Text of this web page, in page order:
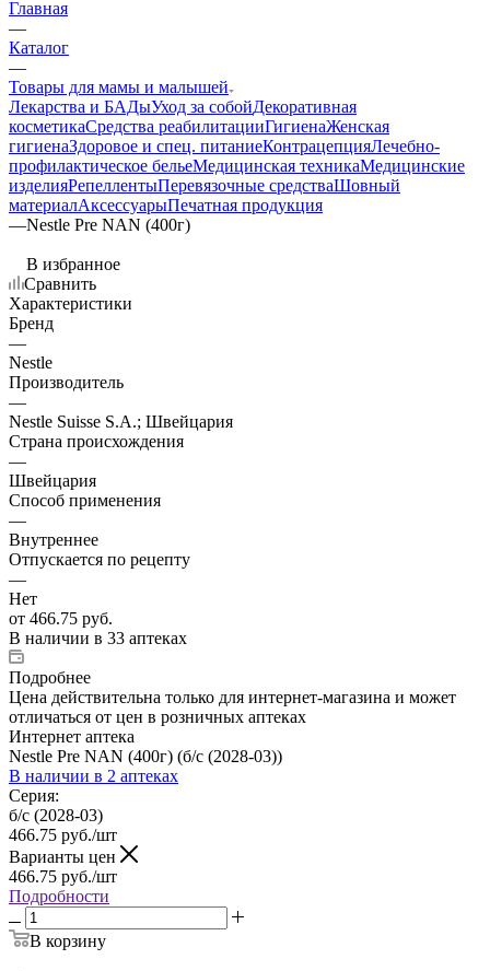
Главная
—
Каталог
—
Товары для мамы и малышей
Лекарства и БАДыУход за собойДекоративная
косметикаСредства реабилитацииГигиенаЖенская
гигиенаЗдоровое и спец. питаниеКонтрацепцияЛечебно-
профилактическое бельеМедицинская техникаМедицинские
изделияРепеллентыПеревязочные средстваШовный
материалАксессуарыПечатная продукция
—Nestle Pre NAN (400г)
В избранное
Сравнить
Характеристики
Бренд
—
Nestle
Производитель
—
Nestle Suisse S.A.; Швейцария
Страна происхождения
—
Швейцария
Способ применения
—
Внутреннее
Отпускается по рецепту
—
Нет
от 466.75 руб.
В наличии в 33 аптеках
Подробнее
Цена действительна только для интернет-магазина и может
отличаться от цен в розничных аптеках
Интернет аптека
Nestle Pre NAN (400г) (б/c (2028-03))
В наличии в 2 аптеках
Серия:
б/c (2028-03)
466.75 руб./шт
Варианты цен
466.75 руб./шт
Подробности
В корзину